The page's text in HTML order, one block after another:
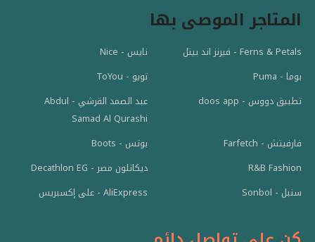
المتاجر الموصى بها
Ferns & Petals - فيرنز اند بيتل
نايس - Nice
بوما - Puma
تويو - ToYou
تطبيق دووس - doos app
عبد الصمد القرشي - Abdul
Samad Al Qurashi
فارفيتش - Farfetch
بوتس - Boots
R&B Fashion
ديكاتلون مصر - Decathlon EG
سنبل - Sonbol
AliExpress - على إكسبريس